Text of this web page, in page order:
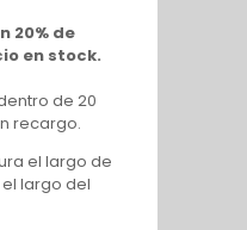
20% de
en stock.
de 20
recargo.
el largo de
largo del